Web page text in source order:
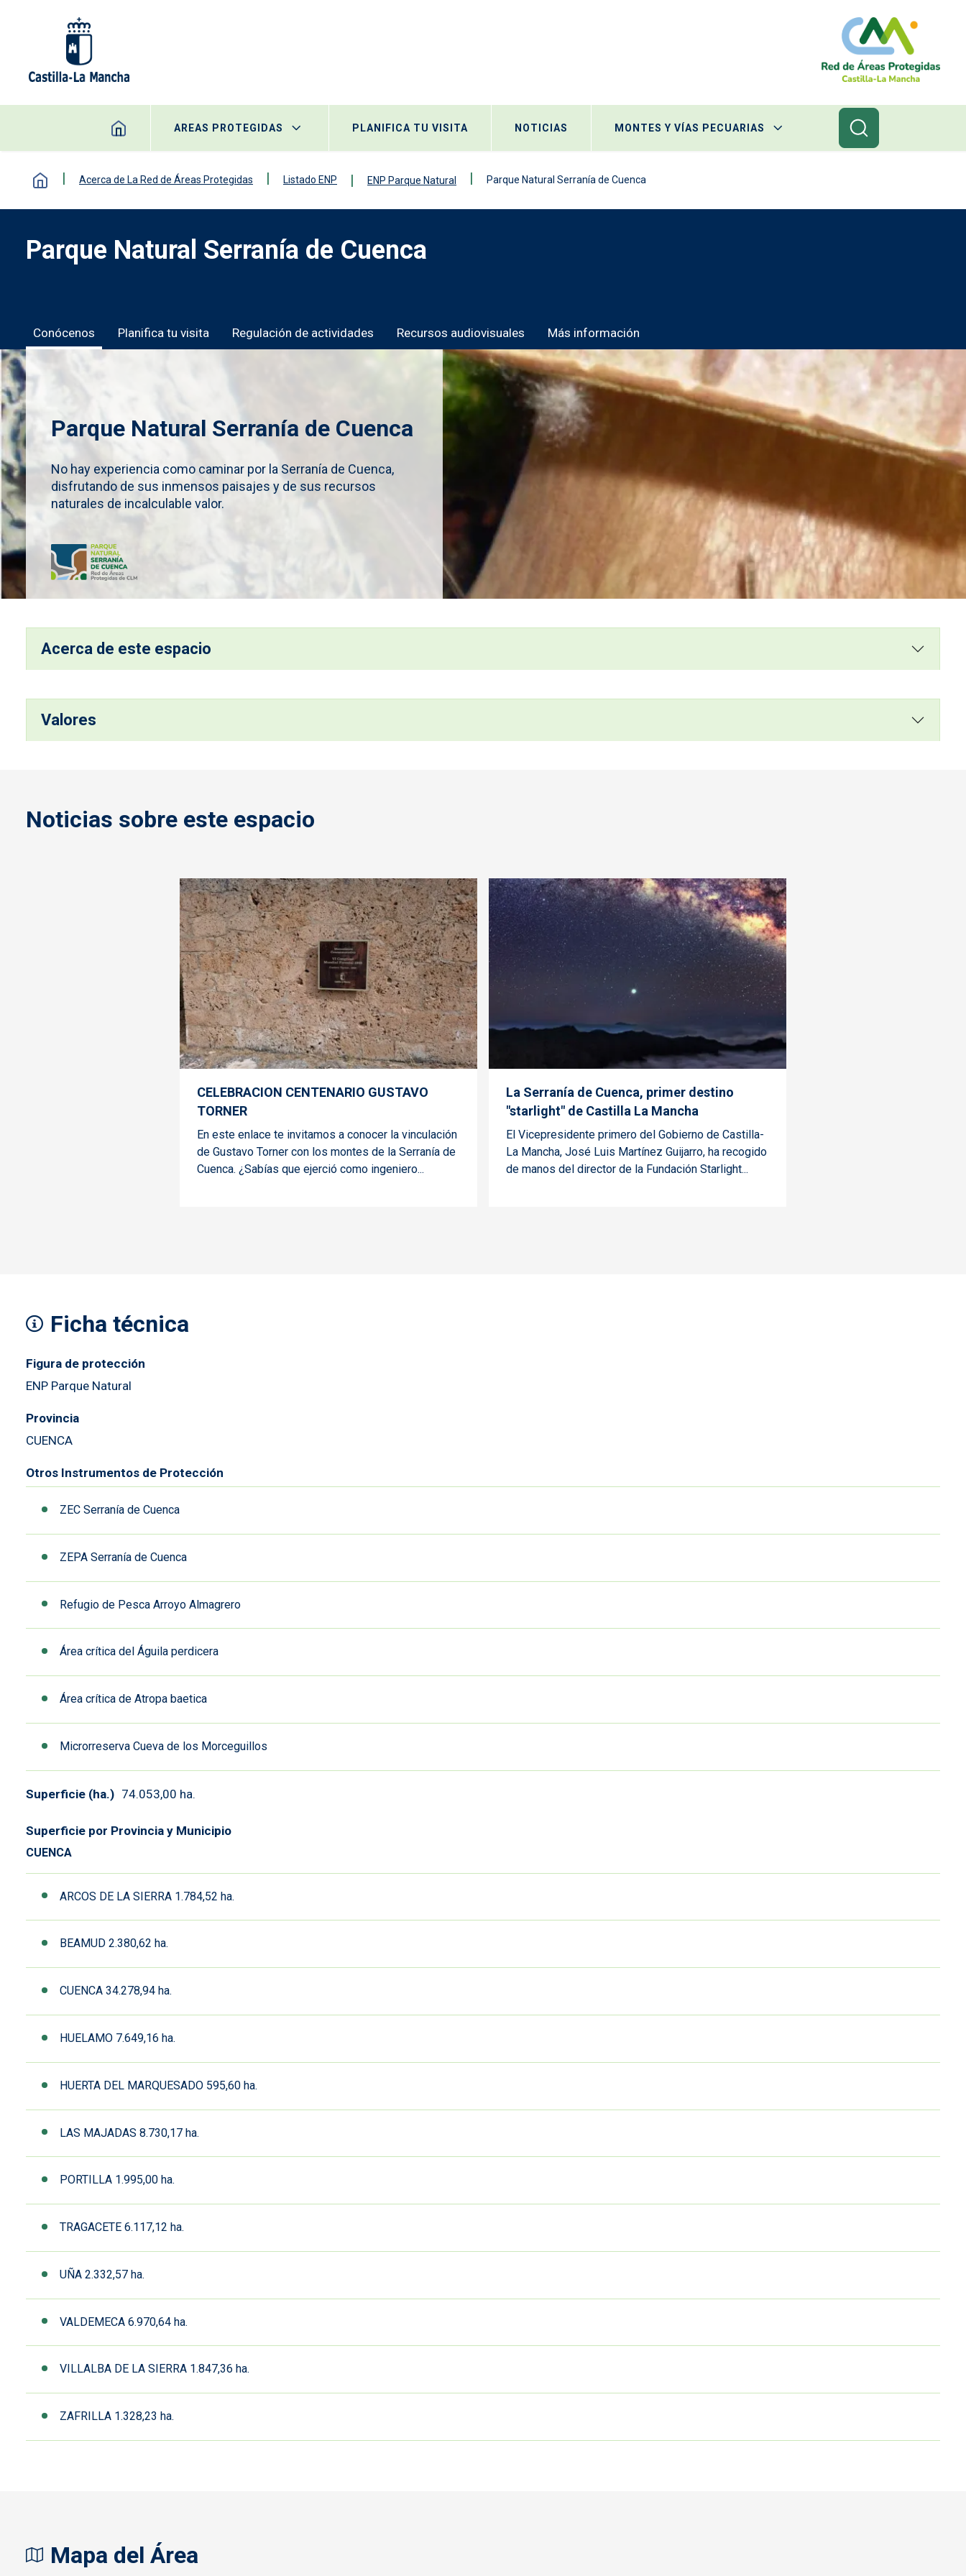
AREAS PROTEGIDAS PLANIFICA TU VISITA NOTICIAS MONTES Y VÍAS PECUARIAS
Acerca de La Red de Áreas Protegidas Listado ENP ENP Parque Natural Parque Natural Serranía de Cuenca
Parque Natural Serranía de Cuenca
Conócenos Planifica tu visita Regulación de actividades Recursos audiovisuales Más información
Parque Natural Serranía de Cuenca
No hay experiencia como caminar por la Serranía de Cuenca,
disfrutando de sus inmensos paisajes y de sus recursos
naturales de incalculable valor.
Acerca de este espacio
Valores
Noticias sobre este espacio
CELEBRACION CENTENARIO GUSTAVO
TORNER
En este enlace te invitamos a conocer la vinculación
de Gustavo Torner con los montes de la Serranía de
Cuenca. ¿Sabías que ejerció como ingeniero...
La Serranía de Cuenca, primer destino
"starlight" de Castilla La Mancha
El Vicepresidente primero del Gobierno de Castilla-
La Mancha, José Luis Martínez Guijarro, ha recogido
de manos del director de la Fundación Starlight...
Ficha técnica
Figura de protección
ENP Parque Natural
Provincia
CUENCA
Otros Instrumentos de Protección
ZEC Serranía de Cuenca
ZEPA Serranía de Cuenca
Refugio de Pesca Arroyo Almagrero
Área crítica del Águila perdicera
Área crítica de Atropa baetica
Microrreserva Cueva de los Morceguillos
Superficie (ha.) 74.053,00 ha.
Superficie por Provincia y Municipio
CUENCA
ARCOS DE LA SIERRA 1.784,52 ha.
BEAMUD 2.380,62 ha.
CUENCA 34.278,94 ha.
HUELAMO 7.649,16 ha.
HUERTA DEL MARQUESADO 595,60 ha.
LAS MAJADAS 8.730,17 ha.
PORTILLA 1.995,00 ha.
TRAGACETE 6.117,12 ha.
UÑA 2.332,57 ha.
VALDEMECA 6.970,64 ha.
VILLALBA DE LA SIERRA 1.847,36 ha.
ZAFRILLA 1.328,23 ha.
Mapa del Área